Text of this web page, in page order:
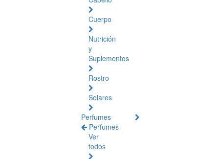
Cuerpo
Nutrición
y
Suplementos
Rostro
Solares
Perfumes
Perfumes
Ver
todos